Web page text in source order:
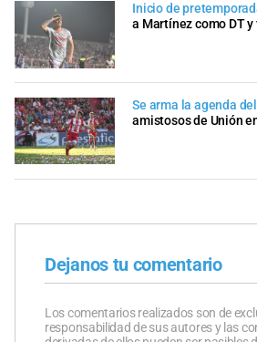
Inicio de
a Martínez como DT
Se arma la agenda
amistosos de Unión
Dejanos tu comentario
Los comentarios realizados son de
responsabilidad de sus autores y las